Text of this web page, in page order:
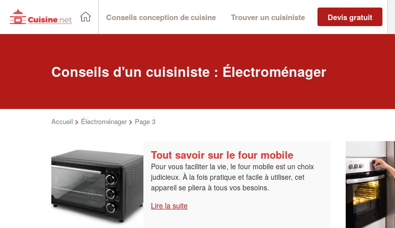
Conseils conception de cuisine Trouver un cuisiniste Devis gratuit
Conseils d'un cuisiniste : Électroménager
Accueil > Électroménager > Page 3
Tout savoir sur le four mobile
Pour vous faciliter la vie, le four mobile est un choix
judicieux. À la fois pratique et facile à utiliser, cet
appareil se pliera à tous vos besoins.
Lire la suite